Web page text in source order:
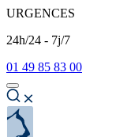
URGENCES
24h/24 - 7j/7
01 49 85 83 00